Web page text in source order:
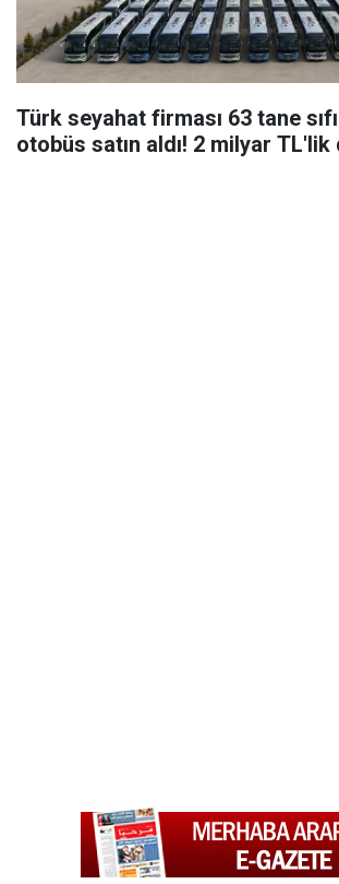
Türk seyahat firması 63 tane
otobüs satın aldı! 2 milyar TL'lik